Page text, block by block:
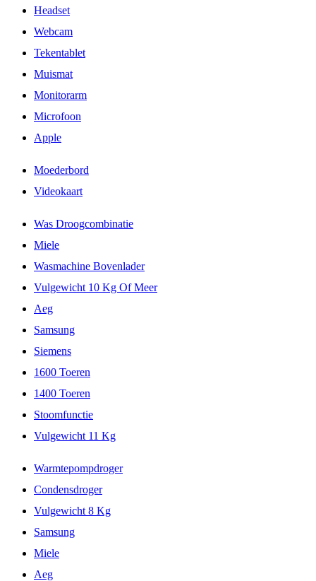
Headset
Webcam
Tekentablet
Muismat
Monitorarm
Microfoon
Apple
Moederbord
Videokaart
Was Droogcombinatie
Miele
Wasmachine Bovenlader
Vulgewicht 10 Kg Of Meer
Aeg
Samsung
Siemens
1600 Toeren
1400 Toeren
Stoomfunctie
Vulgewicht 11 Kg
Warmtepompdroger
Condensdroger
Vulgewicht 8 Kg
Samsung
Miele
Aeg